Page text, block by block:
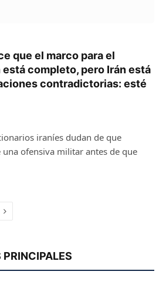
que el marco para el
completo, pero Irán está
contradictorias: esté
iraníes dudan de que
una ofensiva militar antes de que
Next